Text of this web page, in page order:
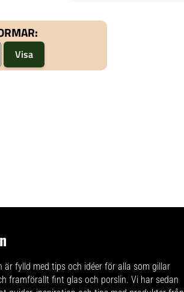
är fylld med tips och idéer för alla som gillar
framförallt fint glas och porslin. Vi har sedan